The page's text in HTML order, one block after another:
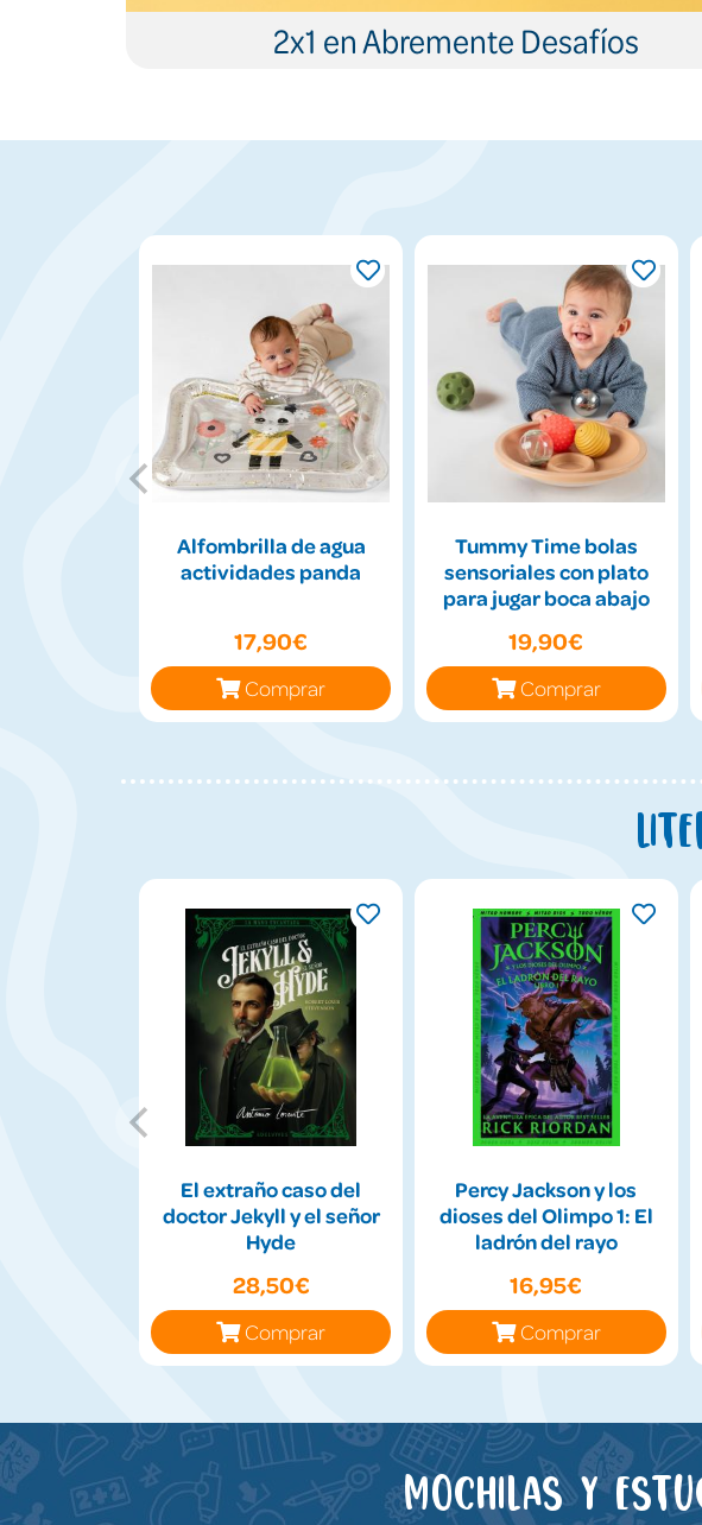
2x1 en Abremente Desafíos
Alfombrilla de agua
actividades panda
17,90€
Comprar
Tummy Time bolas
sensoriales con plato
para jugar boca abajo
19,90€
Comprar
El extraño caso del
doctor Jekyll y el señor
Hyde
28,50€
Comprar
Percy Jackson y los
dioses del Olimpo 1: El
ladrón del rayo
16,95€
Comprar
Mochilas y